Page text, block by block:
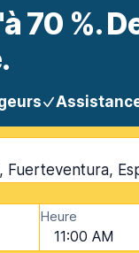
70 %.
Heure
11:00 AM